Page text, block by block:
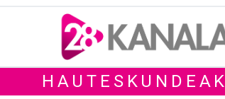
HAUTESKUNDEAK